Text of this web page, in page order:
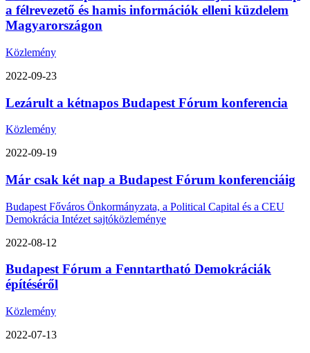
a félrevezető és hamis információk elleni küzdelem
Magyarországon
Közlemény
2022-09-23
Lezárult a kétnapos Budapest Fórum konferencia
Közlemény
2022-09-19
Már csak két nap a Budapest Fórum konferenciáig
Budapest Főváros Önkormányzata, a Political Capital és a CEU
Demokrácia Intézet sajtóközleménye
2022-08-12
Budapest Fórum a Fenntartható Demokráciák
építéséről
Közlemény
2022-07-13